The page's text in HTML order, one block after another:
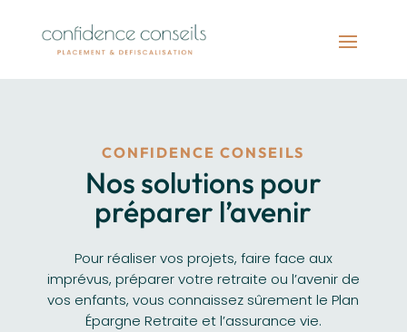
CONFIDENCE CONSEILS
Nos solutions pour
préparer l’avenir
Pour réaliser vos projets, faire face aux
imprévus, préparer votre retraite ou l’avenir de
vos enfants, vous connaissez sûrement le Plan
Épargne Retraite et l’assurance vie.